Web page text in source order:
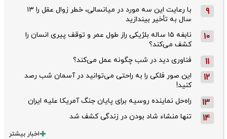
9
با رعایت این سه مورد در میانسالی، خطر زوال عقل را ۱۳
سال به تأخیر بیندازید
10
نابغه ۱۵ ساله بلژیکی راز طول عمر و توقف پیری انسان را
کشف می‌کند؟
11 فناوری دید در شب چگونه عمل می‌کند؟
12
این صور فلکی را به راحتی می‌توانید در آسمان شب رصد
کنید!
13 راه‌حل نماینده روسیه برای پایان جنگ آمریکا علیه ایران
14 تنها منشاء شاد بودن در زندگی کشف شد
اخبار بیشتر